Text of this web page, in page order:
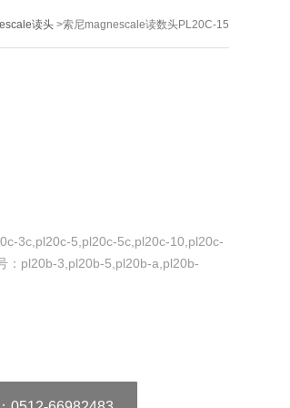
读头>索尼magnescale读数头PL20C-15
3c,pl20c-5,pl20c-5c,pl20c-10,pl20c-
：pl20b-3,pl20b-5,pl20b-a,pl20b-